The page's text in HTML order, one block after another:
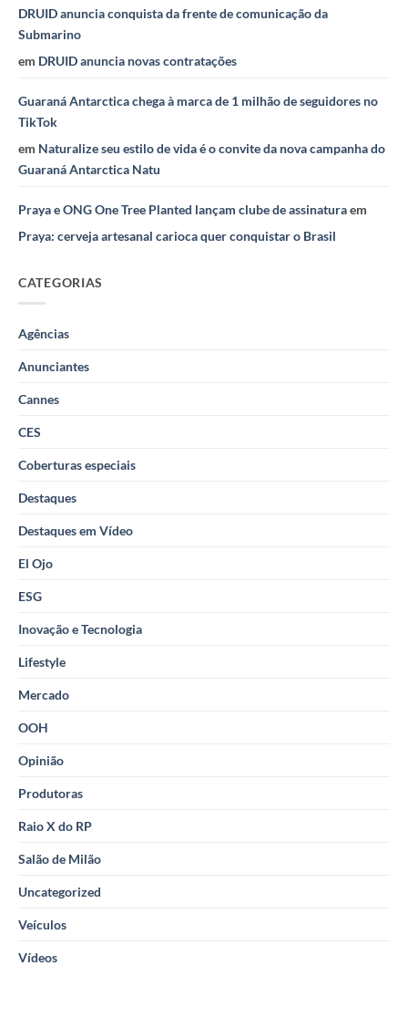
DRUID anuncia conquista da frente de comunicação da
Submarino
em DRUID anuncia novas contratações
Guaraná Antarctica chega à marca de 1 milhão de seguidores no
TikTok
em Naturalize seu estilo de vida é o convite da nova campanha do
Guaraná Antarctica Natu
Praya e ONG One Tree Planted lançam clube de assinaturaem
Praya: cerveja artesanal carioca quer conquistar o Brasil
CATEGORIAS
Agências
Anunciantes
Cannes
CES
Coberturas especiais
Destaques
Destaques em Vídeo
El Ojo
ESG
Inovação e Tecnologia
Lifestyle
Mercado
OOH
Opinião
Produtoras
Raio X do RP
Salão de Milão
Uncategorized
Veículos
Vídeos